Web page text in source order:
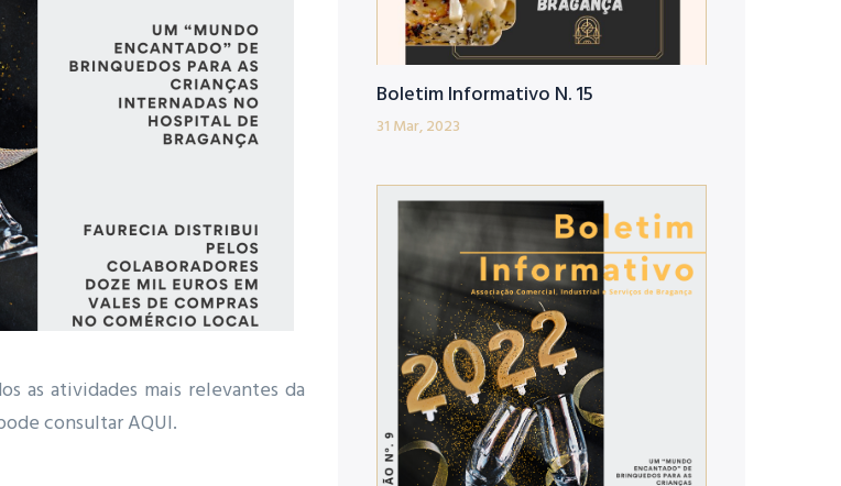
as atividades mais relevantes da
consultar AQUI.
Boletim Informativo N. 15
31 Mar, 2023